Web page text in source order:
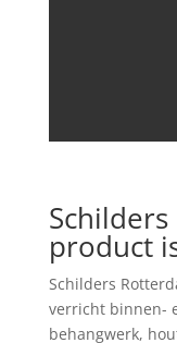
product
Schilders
verricht binnen-
behangwerk,